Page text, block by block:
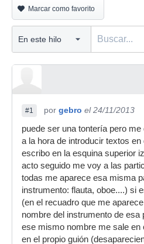
Marcar como favorito
#1 por gebro el 24/11/2013
puede ser una tontería pero
a la hora de introducir textos en
escribo en la esquina superior
acto seguido me voy a las
todas me aparece esa misma
instrumento: flauta, oboe....) si
(en el recuadro que me
nombre del instrumento de esa
ese mismo nombre me sale en
en el propio guión